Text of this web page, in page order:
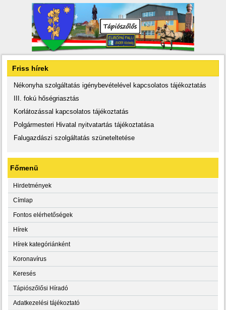
Friss hírek
Nékonyha szolgáltatás igénybevételével kapcsolatos tájékoztatás
III. fokú hőségriasztás
Korlátozással kapcsolatos tájékoztatás
Polgármesteri Hivatal nyitvatartás tájékoztatása
Falugazdászi szolgáltatás szüneteltetése
Főmenü
Hirdetmények
Címlap
Fontos elérhetőségek
Hírek
Hírek kategóriánként
Koronavírus
Keresés
Tápiószőlősi Híradó
Adatkezelési tájékoztató